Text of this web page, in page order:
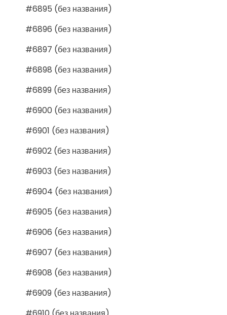
#6895 (без названия)
#6896 (без названия)
#6897 (без названия)
#6898 (без названия)
#6899 (без названия)
#6900 (без названия)
#6901 (без названия)
#6902 (без названия)
#6903 (без названия)
#6904 (без названия)
#6905 (без названия)
#6906 (без названия)
#6907 (без названия)
#6908 (без названия)
#6909 (без названия)